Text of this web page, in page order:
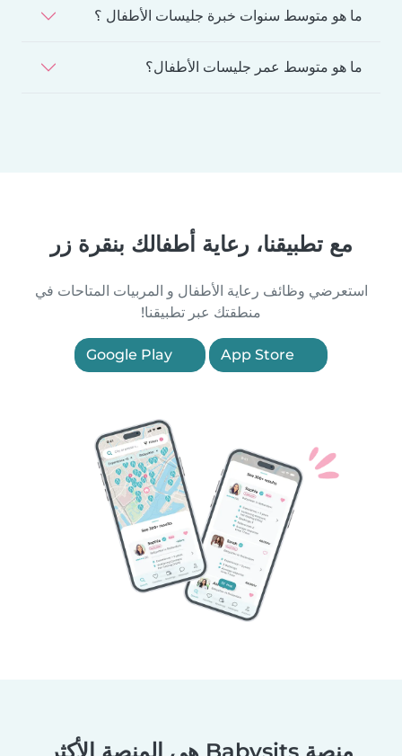
ما هو متوسط سنوات خبرة جليسات الأطفال ؟
ما هو متوسط عمر جليسات الأطفال؟
مع تطبيقنا، رعاية أطفالك بنقرة زر
استعرضي وظائف رعاية الأطفال و المربيات المتاحات في
منطقتك عبر تطبيقنا!